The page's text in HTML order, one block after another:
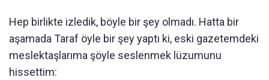
Hep birlikte izledik, böyle bir şey olmadı. Hatta bir
aşamada Taraf öyle bir şey yaptı ki, eski gazetemdeki
meslektaşlarıma şöyle seslenmek lüzumunu
hissettim: